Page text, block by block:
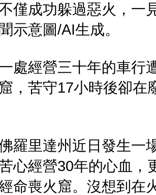
僅成功躲過惡火，一
示意圖/AI生成。
處經營三十年的車行
，苦守17小時後卻在
羅里達州近日發生一
心經營30年的心血，
命喪火窟。沒想到在